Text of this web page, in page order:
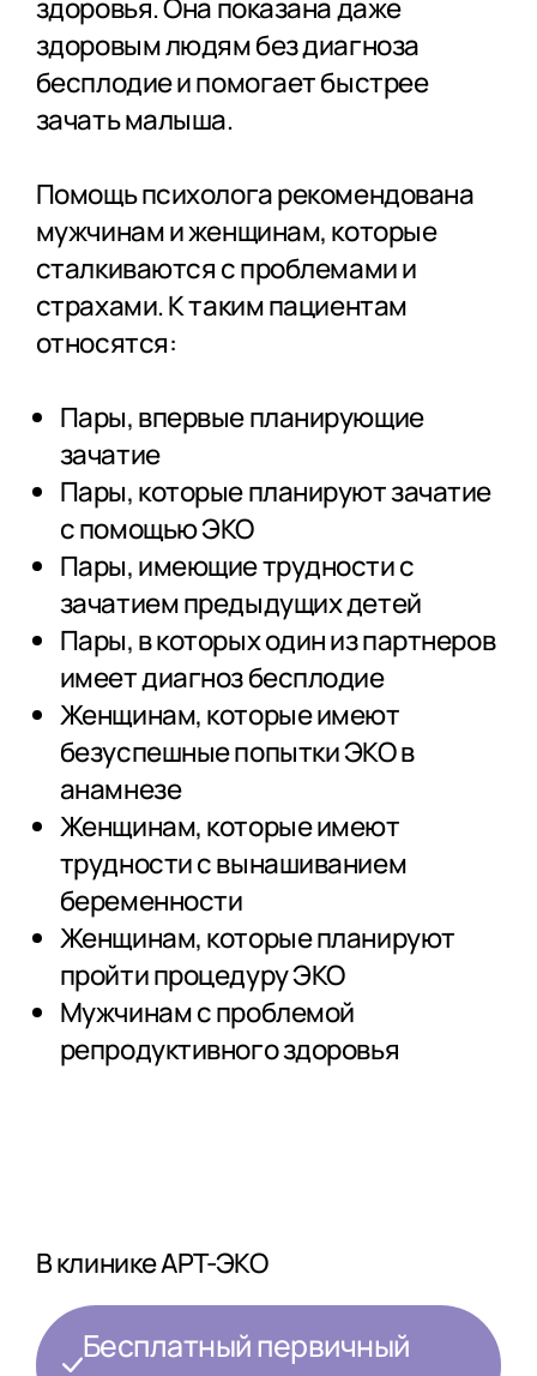
здоровья. Она показана даже
здоровым людям без диагноза
бесплодие и помогает быстрее
зачать малыша.
Помощь психолога рекомендована
мужчинам и женщинам, которые
сталкиваются с проблемами и
страхами. К таким пациентам
относятся:
Пары, впервые планирующие
зачатие
Пары, которые планируют зачатие
с помощью ЭКО
Пары, имеющие трудности с
зачатием предыдущих детей
Пары, в которых один из партнеров
имеет диагноз бесплодие
Женщинам, которые имеют
безуспешные попытки ЭКО в
анамнезе
Женщинам, которые имеют
трудности с вынашиванием
беременности
Женщинам, которые планируют
пройти процедуру ЭКО
Мужчинам с проблемой
репродуктивного здоровья
В клинике АРТ-ЭКО
Бесплатный первичный